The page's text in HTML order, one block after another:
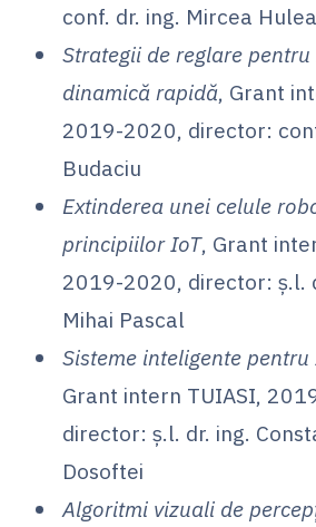
conf. dr. ing. Mircea Hulea
Strategii de reglare
dinamică rapidă, Grant
2019-2020, director:
Budaciu
Extinderea unei celule
principiilor IoT, Grant
2019-2020, director: ș.l.
Mihai Pascal
Sisteme inteligente
Grant intern TUIASI,
director: ș.l. dr. ing.
Dosoftei
Algoritmi vizuali de